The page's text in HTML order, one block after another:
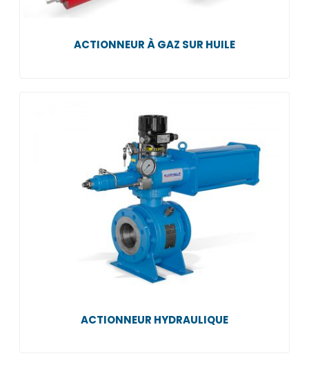
ACTIONNEUR À GAZ SUR HUILE
ACTIONNEUR HYDRAULIQUE